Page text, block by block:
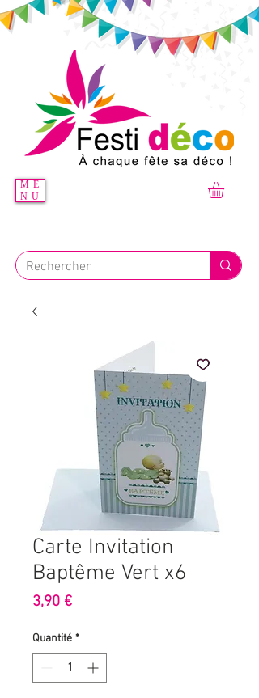
ME
NU
Carte Invitation
Baptême Vert x6
3,90 €Prix
Quantité *